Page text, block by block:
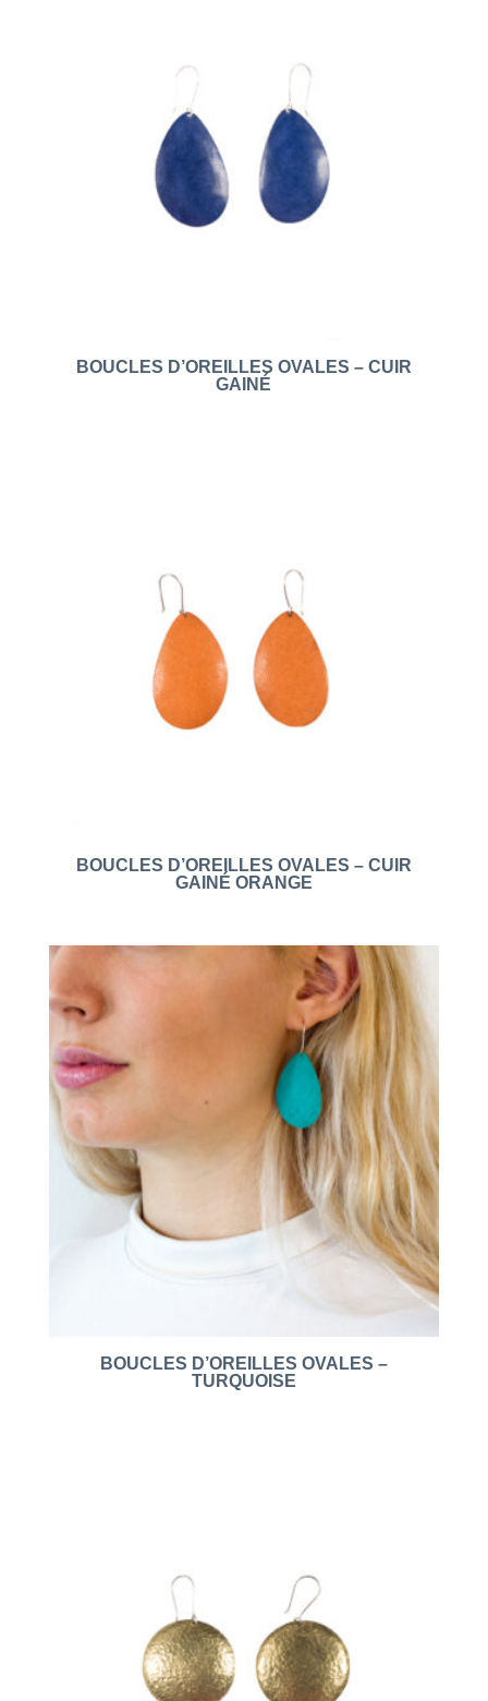
BOUCLES D’OREILLES OVALES – CUIR
GAINÉ
BOUCLES D’OREILLES OVALES – CUIR
GAINÉ ORANGE
BOUCLES D’OREILLES OVALES –
TURQUOISE